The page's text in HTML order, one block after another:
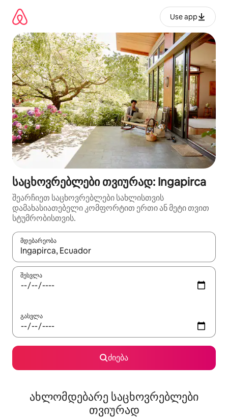
გადასვლა
Use app
საცხოვრებლები თვიურად: Ingapirca
შეარჩიეთ საცხოვრებლები სახლისთვის
დამახასიათებელი კომფორტით ერთი ან მეტი თვით
სტუმრობისთვის.
მდებარეობა
როცა შედეგები ხელმისაწვდომი გახდება, ნავიგაციისთვის
შესვლა
გასვლა
ძიება
ახლომდებარე საცხოვრებლები
თვიურად